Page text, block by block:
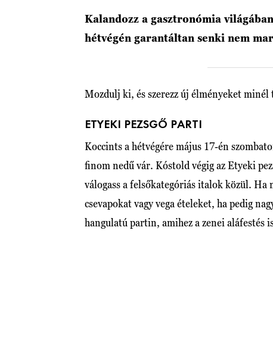
Kalandozz a gasztronómia
hétvégén garantáltan senki nem
Mozdulj ki, és szerezz új élményeket minél
ETYEKI PEZSGŐ PARTI
Koccints a hétvégére május 17-én
finom nedű vár. Kóstold végig az Etyeki
válogass a felsőkategóriás italok közül.
csevapokat vagy vega ételeket, ha pedig
hangulatú partin, amihez a zenei aláfestés